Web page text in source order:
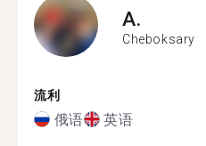
A.
Cheboksary
流利
俄语 英语